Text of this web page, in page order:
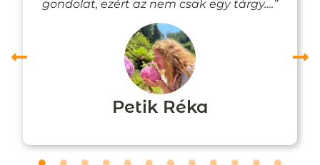
gondolat, ezért az nem csak egy tárgy….”
Petik Réka